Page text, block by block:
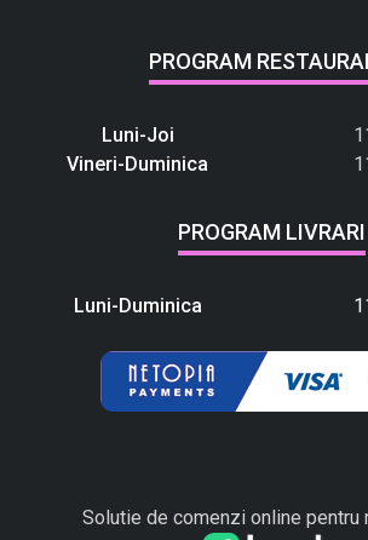
PROGRAM
Luni-Joi
Vineri-Duminica
PROGRAM LIVRARI
Luni-Duminica
Solutie de comenzi online pentru